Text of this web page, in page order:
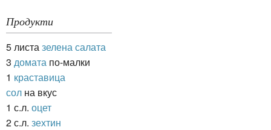
Продукти
5 листа зелена салата
3 домата по-малки
1 краставица
сол на вкус
1 с.л. оцет
2 с.л. зехтин